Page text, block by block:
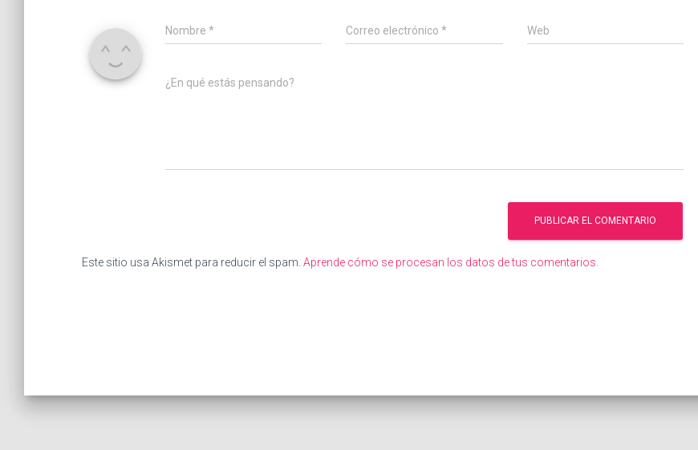
Nombre * Correo electrónico* Web
¿En qué estás pensando?
Este sitio usa Akismet para reducir el spam. Aprende cómo se procesan los datos de tus comentarios.